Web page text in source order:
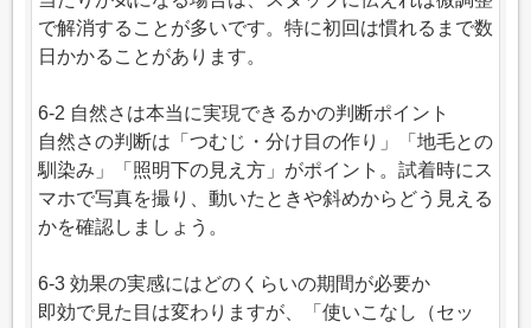
で解消することが多いです。特に初回は慣れるまで数
日かかることがあります。
6-2 自然さは本当に実現できるかの判断ポイント
自然さの判断は「つむじ・分け目の作り」「地毛との
馴染み」「照明下の見え方」がポイント。試着時にス
マホで写真を撮り、動いたときや斜めからどう見える
かを確認しましょう。
6-3 効果の実感にはどのくらいの期間が必要か
即効で見た目は変わりますが、「使いこなし（セッ